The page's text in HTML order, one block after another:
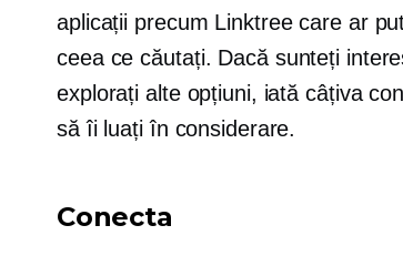
aplicații precum Linktree care ar
ceea ce căutați. Dacă sunteți
explorați alte opțiuni, iată câțiva
să îi luați în considerare.
Conecta